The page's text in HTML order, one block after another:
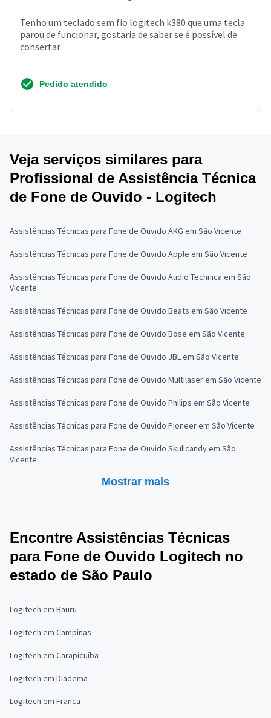
Tenho um teclado sem fio logitech k380 que uma tecla
parou de funcionar, gostaria de saber se é possível de
consertar
Pedido atendido
Veja serviços similares para
Profissional de Assistência Técnica
de Fone de Ouvido - Logitech
Assistências Técnicas para Fone de Ouvido AKG em São Vicente
Assistências Técnicas para Fone de Ouvido Apple em São Vicente
Assistências Técnicas para Fone de Ouvido Audio Technica em São
Vicente
Assistências Técnicas para Fone de Ouvido Beats em São Vicente
Assistências Técnicas para Fone de Ouvido Bose em São Vicente
Assistências Técnicas para Fone de Ouvido JBL em São Vicente
Assistências Técnicas para Fone de Ouvido Multilaser em São Vicente
Assistências Técnicas para Fone de Ouvido Philips em São Vicente
Assistências Técnicas para Fone de Ouvido Pioneer em São Vicente
Assistências Técnicas para Fone de Ouvido Skullcandy em São
Vicente
Mostrar mais
Encontre Assistências Técnicas
para Fone de Ouvido Logitech no
estado de São Paulo
Logitech em Bauru
Logitech em Campinas
Logitech em Carapicuíba
Logitech em Diadema
Logitech em Franca